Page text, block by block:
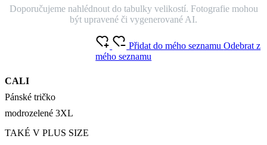
Doporučujeme nahlédnout do tabulky velikostí. Fotografie mohou
být upravené či vygenerované AI.
CALI
Pánské tričko
modrozelené 3XL
Přidat do mého seznamuOdebrat z
mého seznamu
TAKÉ V PLUS SIZE